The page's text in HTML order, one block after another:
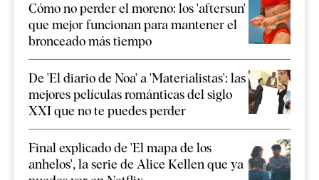
Cómo no perder el moreno: los 'aftersun'
que mejor funcionan para mantener el
bronceado más tiempo
De 'El diario de Noa' a 'Materialistas': las
mejores películas románticas del siglo
XXI que no te puedes perder
Final explicado de 'El mapa de los
anhelos', la serie de Alice Kellen que ya